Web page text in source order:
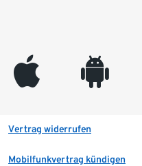
appleinc android
Vertrag widerrufen
Mobilfunkvertrag kündigen